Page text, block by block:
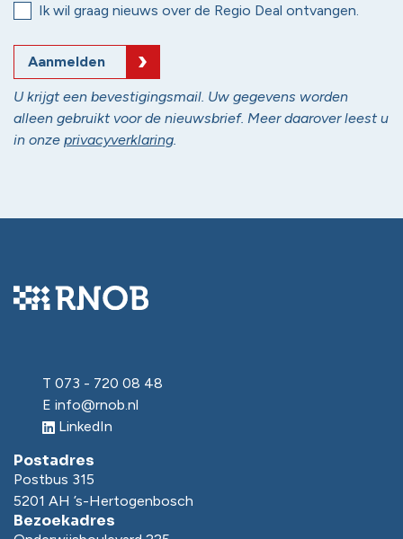
Ik wil graag nieuws over de Regio Deal ontvangen.
Aanmelden
U krijgt een bevestigingsmail. Uw gegevens worden
alleen gebruikt voor de nieuwsbrief. Meer daarover leest u
in onze privacyverklaring.
T 073 - 720 08 48
E info@rnob.nl
LinkedIn
Postadres
Postbus 315
5201 AH ’s-Hertogenbosch
Bezoekadres